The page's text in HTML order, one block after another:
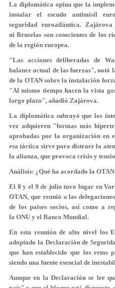
La diplomática opina que la
instalar el escudo antimisil
seguridad euroatlántica.
ni Bruselas son conscientes de los
de la región europea.
"Las acciones deliberadas de
balance actual de las fuerzas", notó
de la OTAN sobre la instalación
"Al mismo tiempo hacen la vista
largo plazo", añadió Zajárova.
La diplomática subrayó que los
vez adquieren "formas más
aprobadas por la organización en
esa táctica sirve para distraer la
la alianza, que provoca crisis y
Análisis: ¿Qué ha acordado la
El 8 y el 9 de julio tuvo lugar en
OTAN, que reunió a las
de los países socios, así como a
la ONU y el Banco Mundial.
En esta reunión de alto nivel los
adoptado la Declaración de
que han establecido que los retos
siendo una fuente esencial de
Aunque en la Declaración se lee